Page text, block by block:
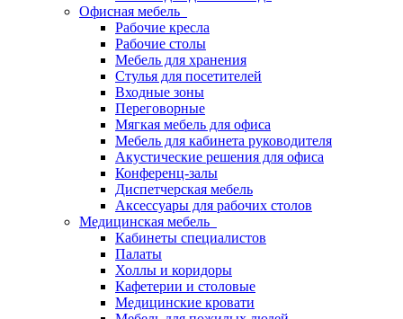
Офисная мебель
Рабочие кресла
Рабочие столы
Мебель для хранения
Стулья для посетителей
Входные зоны
Переговорные
Мягкая мебель для офиса
Мебель для кабинета руководителя
Акустические решения для офиса
Конференц-залы
Диспетчерская мебель
Аксессуары для рабочих столов
Медицинская мебель
Кабинеты специалистов
Палаты
Холлы и коридоры
Кафетерии и столовые
Медицинские кровати